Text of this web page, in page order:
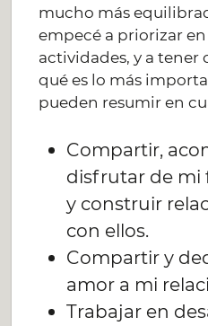
mucho más
empecé a priorizar
actividades, y a tener
qué es lo más
pueden resumir en
Compartir,
disfrutar de mi
y construir
con ellos.
Compartir y
amor a mi
Trabajar en